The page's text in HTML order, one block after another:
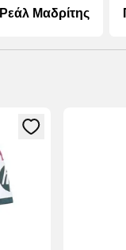
και
Μαδρίτης
ή να εγγραφείτε
Ανοίγει